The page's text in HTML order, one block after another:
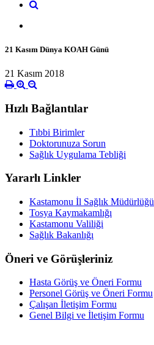
21 Kasım Dünya KOAH Günü
21 Kasım 2018
Hızlı Bağlantılar
Tıbbi Birimler
Doktorunuza Sorun
Sağlık Uygulama Tebliği
Yararlı Linkler
Kastamonu İl Sağlık Müdürlüğü
Tosya Kaymakamlığı
Kastamonu Valiliği
Sağlık Bakanlığı
Öneri ve Görüşleriniz
Hasta Görüş ve Öneri Formu
Personel Görüş ve Öneri Formu
Çalışan İletişim Formu
Genel Bilgi ve İletişim Formu